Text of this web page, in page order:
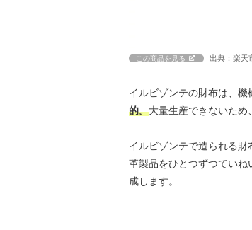
この商品を見る 出典：楽天
イルビゾンテの財布は、機
的。大量生産できないため
イルビゾンテで造られる財
革製品をひとつずつてい
成します。